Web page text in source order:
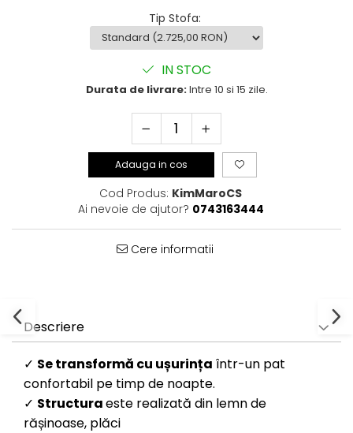
Tip Stofa:
IN STOC
Durata de livrare:Intre 10 si 15 zile.
Adauga in cos
Cod Produs: KimMaroCS
Ai nevoie de ajutor? 0743163444
Cere informatii
Descriere
✓ Se transformă cu ușurința într-un pat
confortabil pe timp de noapte.
✓ Structuraeste realizată din lemn de
rășinoase, plăci